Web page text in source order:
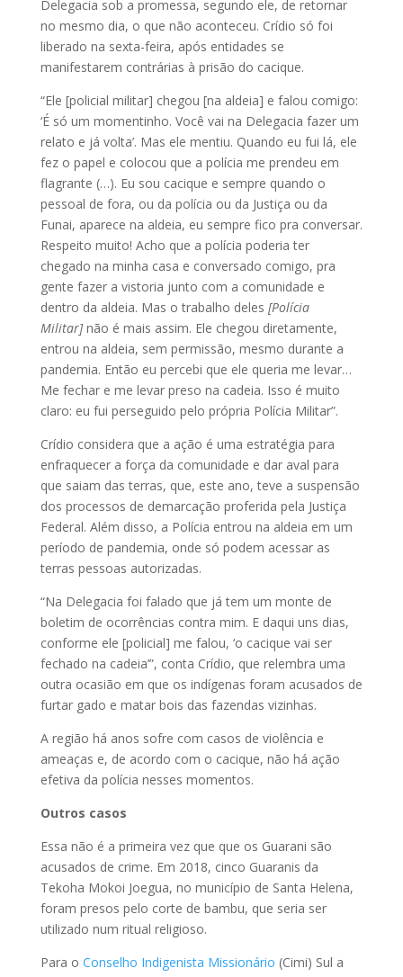
Delegacia sob a promessa, segundo ele, de retornar
no mesmo dia, o que não aconteceu. Crídio só foi
liberado na sexta-feira, após entidades se
manifestarem contrárias à prisão do cacique.
“Ele [policial militar] chegou [na aldeia] e falou comigo:
‘É só um momentinho. Você vai na Delegacia fazer um
relato e já volta’. Mas ele mentiu. Quando eu fui lá, ele
fez o papel e colocou que a polícia me prendeu em
flagrante (…). Eu sou cacique e sempre quando o
pessoal de fora, ou da polícia ou da Justiça ou da
Funai, aparece na aldeia, eu sempre fico pra conversar.
Respeito muito! Acho que a polícia poderia ter
chegado na minha casa e conversado comigo, pra
gente fazer a vistoria junto com a comunidade e
dentro da aldeia. Mas o trabalho deles [Polícia
Militar]não é mais assim. Ele chegou diretamente,
entrou na aldeia, sem permissão, mesmo durante a
pandemia. Então eu percebi que ele queria me levar…
Me fechar e me levar preso na cadeia. Isso é muito
claro: eu fui perseguido pelo própria Polícia Militar”.
Crídio considera que a ação é uma estratégia para
enfraquecer a força da comunidade e dar aval para
que saiam das terras, que, este ano, teve a suspensão
dos processos de demarcação proferida pela Justiça
Federal. Além disso, a Polícia entrou na aldeia em um
período de pandemia, onde só podem acessar as
terras pessoas autorizadas.
“Na Delegacia foi falado que já tem um monte de
boletim de ocorrências contra mim. E daqui uns dias,
conforme ele [policial] me falou, ‘o cacique vai ser
fechado na cadeia’”, conta Crídio, que relembra uma
outra ocasião em que os indígenas foram acusados de
furtar gado e matar bois das fazendas vizinhas.
A região há anos sofre com casos de violência e
ameaças e, de acordo com o cacique, não há ação
efetiva da polícia nesses momentos.
Outros casos
Essa não é a primeira vez que que os Guarani são
acusados de crime. Em 2018, cinco Guaranis da
Tekoha Mokoi Joegua, no município de Santa Helena,
foram presos pelo corte de bambu, que seria ser
utilizado num ritual religioso.
Para o Conselho Indigenista Missionário (Cimi) Sul a